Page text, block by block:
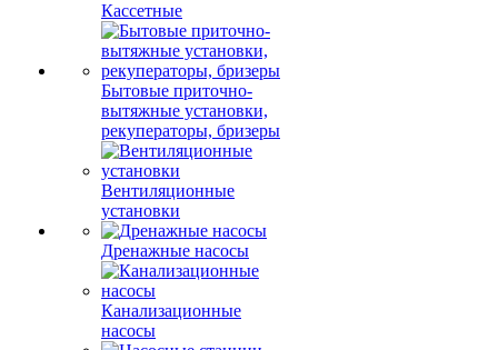
Кассетные
Бытовые приточно-
вытяжные установки,
рекуператоры, бризеры
Вентиляционные
установки
Дренажные насосы
Канализационные
насосы